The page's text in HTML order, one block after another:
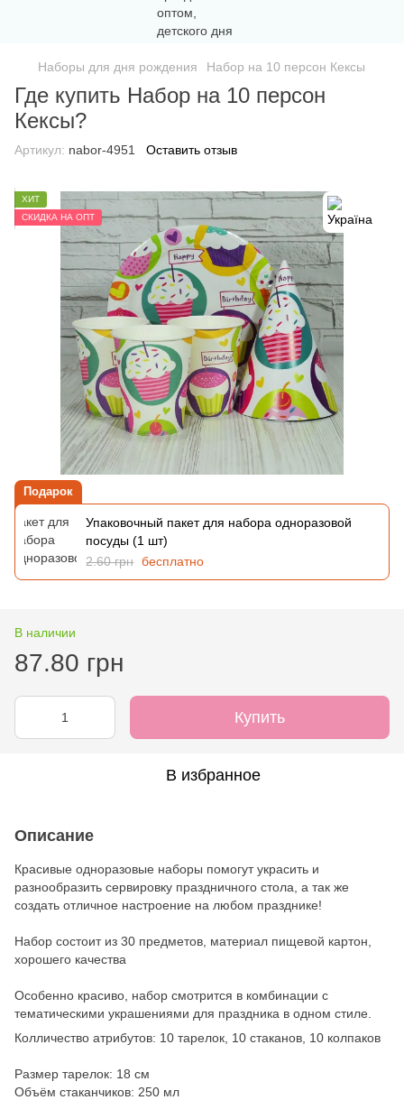
Наборы для дня рождения Набор на 10 персон Кексы
Где купить Набор на 10 персон
Кексы?
Артикул: nabor-4951 Оставить отзыв
ХИТ
СКИДКА НА ОПТ
Подарок
Упаковочный пакет для набора одноразовой
посуды (1 шт)
2.60 грн бесплатно
В наличии
87.80 грн
Купить
В избранное
Описание
Красивые одноразовые наборы помогут украсить и
разнообразить сервировку праздничного стола, а так же
создать отличное настроение на любом празднике!
Набор состоит из 30 предметов, материал пищевой картон,
хорошего качества
Особенно красиво, набор смотрится в комбинации с
тематическими украшениями для праздника в одном стиле.
Колличество атрибутов: 10 тарелок, 10 стаканов, 10 колпаков
Размер тарелок: 18 см
Объём стаканчиков: 250 мл